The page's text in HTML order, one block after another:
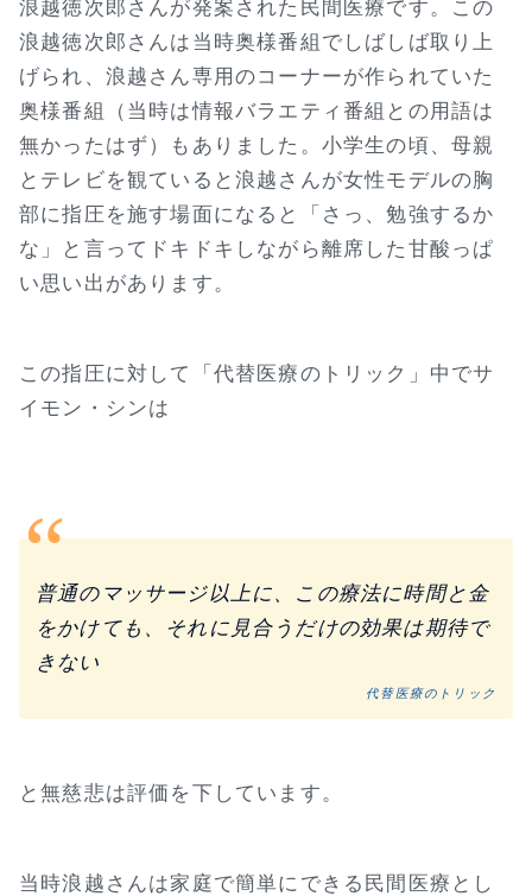
浪越徳次郎さんが発案された民間医療です。この
浪越徳次郎さんは当時奥様番組でしばしば取り上
げられ、浪越さん専用のコーナーが作られていた
奥様番組（当時は情報バラエティ番組との用語は
無かったはず）もありました。小学生の頃、母親
とテレビを観ていると浪越さんが女性モデルの胸
部に指圧を施す場面になると「さっ、勉強するか
な」と言ってドキドキしながら離席した甘酸っぱ
い思い出があります。
この指圧に対して「代替医療のトリック」中でサ
イモン・シンは
普通のマッサージ以上に、この療法に時間と金
をかけても、それに見合うだけの効果は期待で
きない
代替医療のトリック
と無慈悲は評価を下しています。
当時浪越さんは家庭で簡単にできる民間医療とし